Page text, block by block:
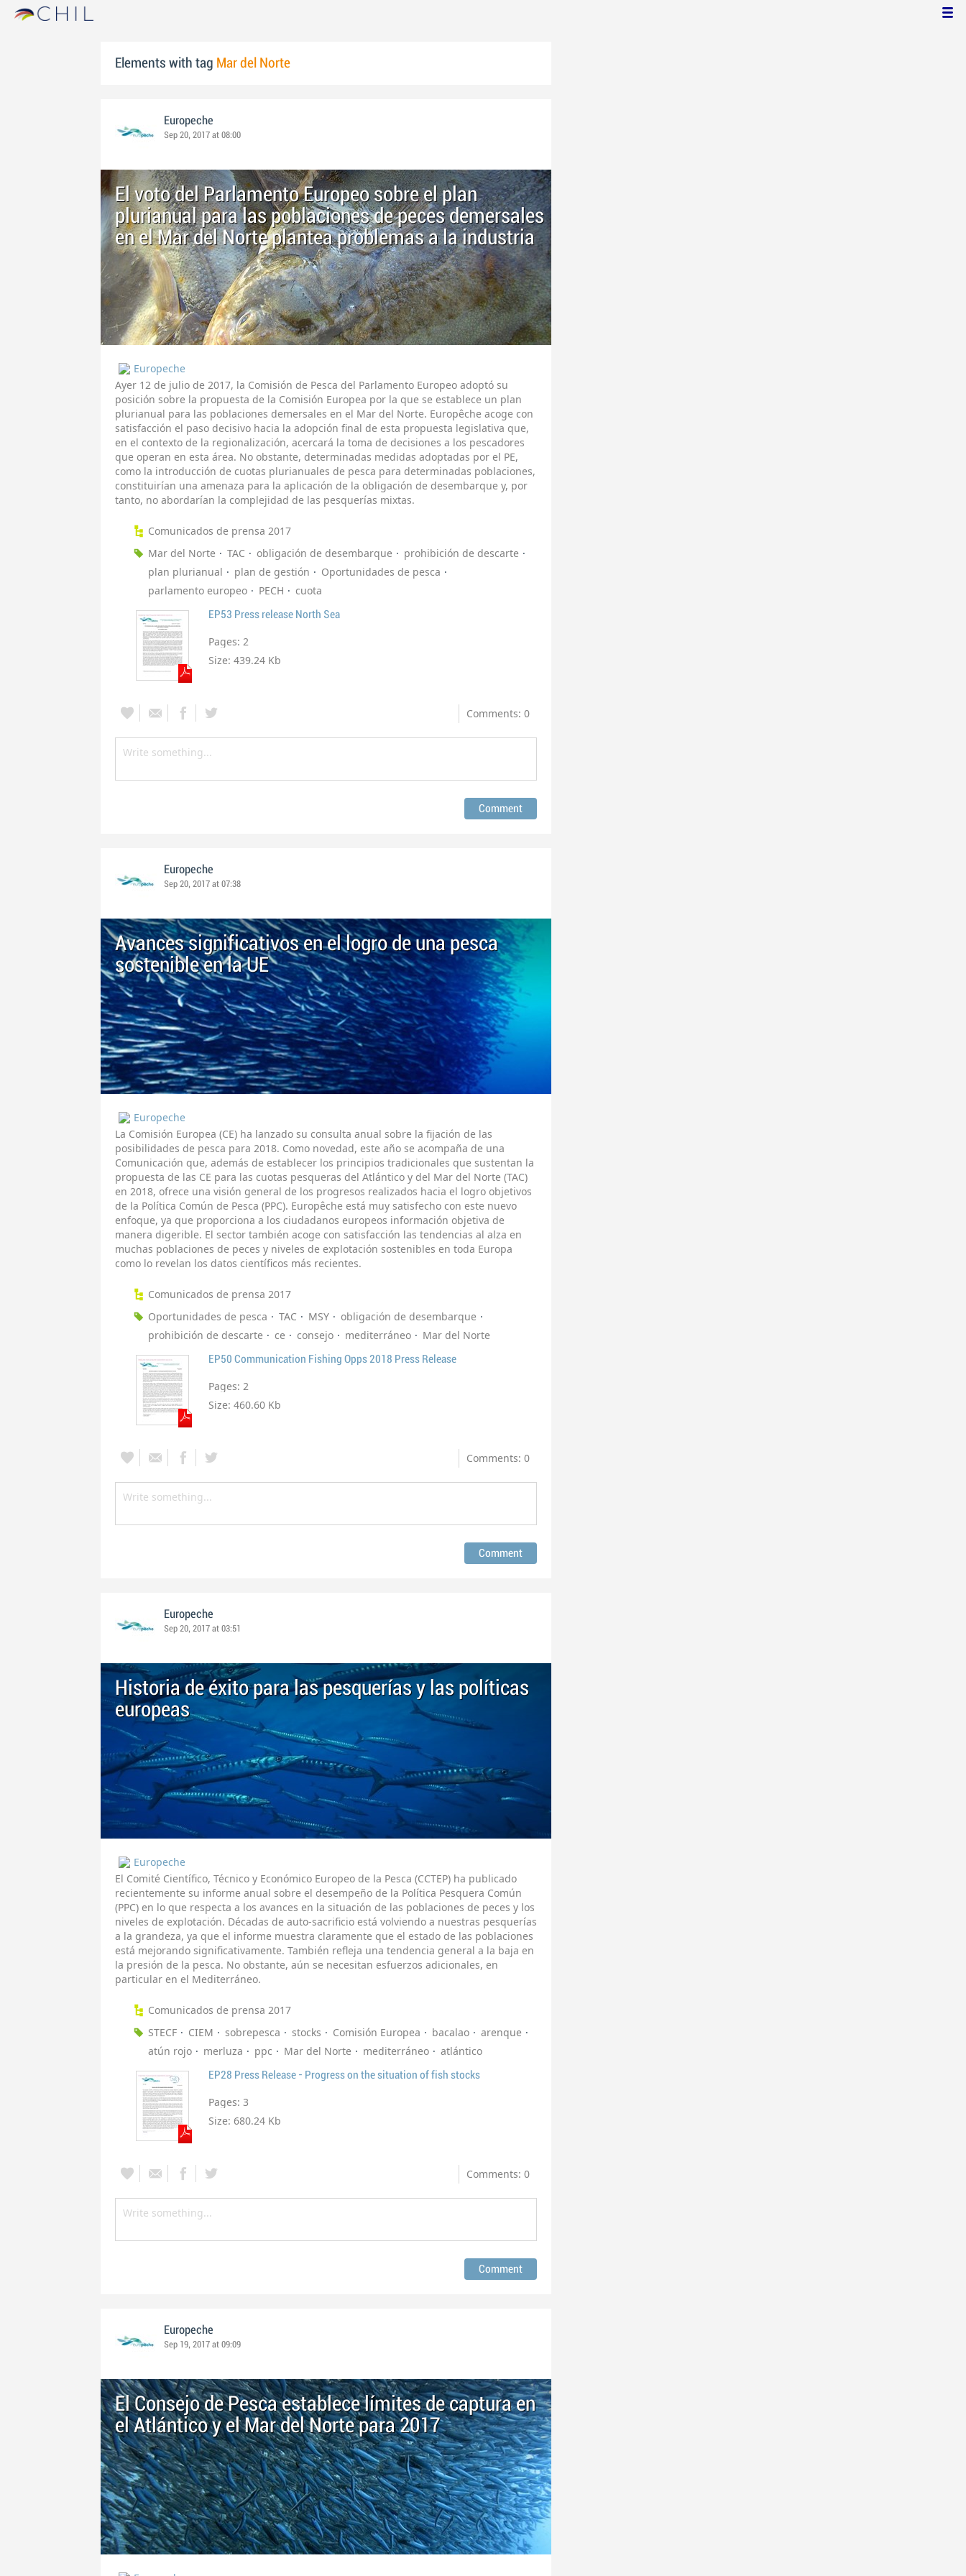
Elements with tag Mar del Norte
Europeche
Sep 20, 2017 at 08:00
El voto del Parlamento Europeo sobre el plan
plurianual para las poblaciones de peces demersales
en el Mar del Norte plantea problemas a la industria
Europeche
Ayer 12 de julio de 2017, la Comisión de Pesca del Parlamento Europeo adoptó su
posición sobre la propuesta de la Comisión Europea por la que se establece un plan
plurianual para las poblaciones demersales en el Mar del Norte. Europêche acoge con
satisfacción el paso decisivo hacia la adopción final de esta propuesta legislativa que,
en el contexto de la regionalización, acercará la toma de decisiones a los pescadores
que operan en esta área. No obstante, determinadas medidas adoptadas por el PE,
como la introducción de cuotas plurianuales de pesca para determinadas poblaciones,
constituirían una amenaza para la aplicación de la obligación de desembarque y, por
tanto, no abordarían la complejidad de las pesquerías mixtas.
Comunicados de prensa 2017
Mar del Norte
TAC obligación de desembarque
prohibición de descarte
plan plurianual
plan de gestión
Oportunidades de pesca
parlamento europeo
PECH cuota
EP53 Press release North Sea
Pages: 2
Size: 439.24 Kb
Comments: 0
Europeche
Sep 20, 2017 at 07:38
Avances significativos en el logro de una pesca
sostenible en la UE
Europeche
La Comisión Europea (CE) ha lanzado su consulta anual sobre la fijación de las
posibilidades de pesca para 2018. Como novedad, este año se acompaña de una
Comunicación que, además de establecer los principios tradicionales que sustentan la
propuesta de las CE para las cuotas pesqueras del Atlántico y del Mar del Norte (TAC)
en 2018, ofrece una visión general de los progresos realizados hacia el logro objetivos
de la Política Común de Pesca (PPC). Europêche está muy satisfecho con este nuevo
enfoque, ya que proporciona a los ciudadanos europeos información objetiva de
manera digerible. El sector también acoge con satisfacción las tendencias al alza en
muchas poblaciones de peces y niveles de explotación sostenibles en toda Europa
como lo revelan los datos científicos más recientes.
Comunicados de prensa 2017
Oportunidades de pesca
TAC MSY
obligación de desembarque
prohibición de descarte
ce consejo mediterráneo Mar del Norte
EP50 Communication Fishing Opps 2018 Press Release
Pages: 2
Size: 460.60 Kb
Comments: 0
Europeche
Sep 20, 2017 at 03:51
Historia de éxito para las pesquerías y las políticas
europeas
Europeche
El Comité Científico, Técnico y Económico Europeo de la Pesca (CCTEP) ha publicado
recientemente su informe anual sobre el desempeño de la Política Pesquera Común
(PPC) en lo que respecta a los avances en la situación de las poblaciones de peces y los
niveles de explotación. Décadas de auto-sacrificio está volviendo a nuestras pesquerías
a la grandeza, ya que el informe muestra claramente que el estado de las poblaciones
está mejorando significativamente. También refleja una tendencia general a la baja en
la presión de la pesca. No obstante, aún se necesitan esfuerzos adicionales, en
particular en el Mediterráneo.
Comunicados de prensa 2017
STECF
CIEM sobrepesca stocks Comisión Europea bacalao
arenque
atún rojo
merluza ppc Mar del Norte mediterráneo atlántico
EP28 Press Release - Progress on the situation of fish stocks
Pages: 3
Size: 680.24 Kb
Comments: 0
Europeche
Sep 19, 2017 at 09:09
El Consejo de Pesca establece límites de captura en
el Atlántico y el Mar del Norte para 2017